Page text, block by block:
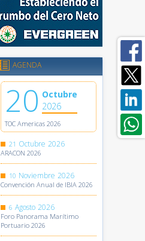
AGENDA
20 Octubre
2026
TOC Americas 2026
21 Octubre 2026
ARACON 2026
10 Noviembre 2026
Convención Anual de IBIA 2026
6 Agosto 2026
Foro Panorama Marítimo
Portuario 2026